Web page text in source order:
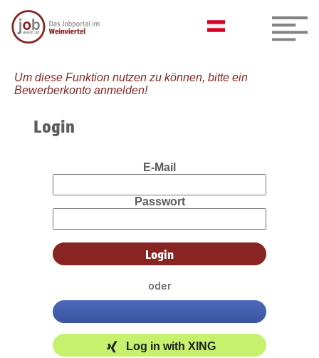
Um diese Funktion nutzen zu können, bitte ein
Bewerberkonto anmelden!
Login
E-Mail
Passwort
oder
Log in with XING